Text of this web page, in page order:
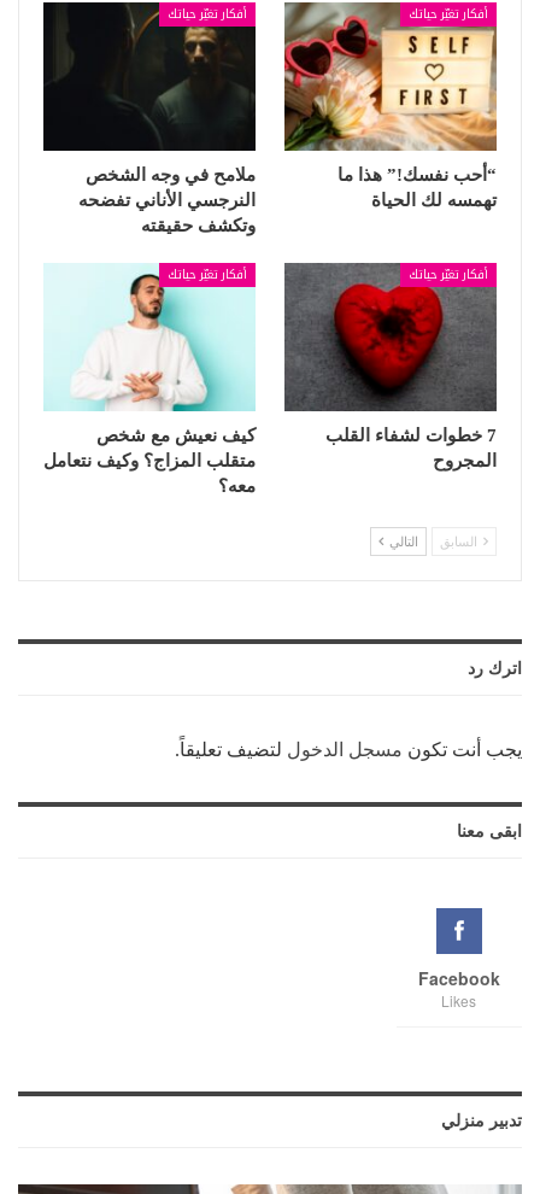
أفكار تغيّر حياتك
“أحب نفسك!” هذا ما
تهمسه لك الحياة
أفكار تغيّر حياتك
ملامح في وجه الشخص
النرجسي الأناني تفضحه
وتكشف حقيقته
أفكار تغيّر حياتك
7 خطوات لشفاء القلب
المجروح
أفكار تغيّر حياتك
كيف نعيش مع شخص
متقلب المزاج؟ وكيف نتعامل
معه؟
السابق التالي
اترك رد
يجب أنت تكون مسجل الدخول لتضيف تعليقاً.
ابقى معنا
Facebook
Likes
تدبير منزلي